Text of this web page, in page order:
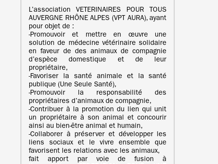
L’association VETERINAIRES POUR TOUS
AUVERGNE RHÔNE ALPES (VPT AURA), ayant
pour objet de :
‐Promouvoir et mettre en œuvre une
solution de médecine vétérinaire solidaire
en faveur de des animaux de compagnie
d’espèce domestique et de leur
propriétaire,
‐Favoriser la santé animale et la santé
publique (Une Seule Santé),
‐Promouvoir la responsabilité des
propriétaires d’animaux de compagnie,
‐Contribuer à la promotion du lien qui unit
un propriétaire à son animal et concourir
ainsi au bien-être animal et humain,
‐Collaborer à préserver et développer les
liens sociaux et le vivre ensemble que
favorisent les relations avec les animaux,
fait apport par voie de fusion à